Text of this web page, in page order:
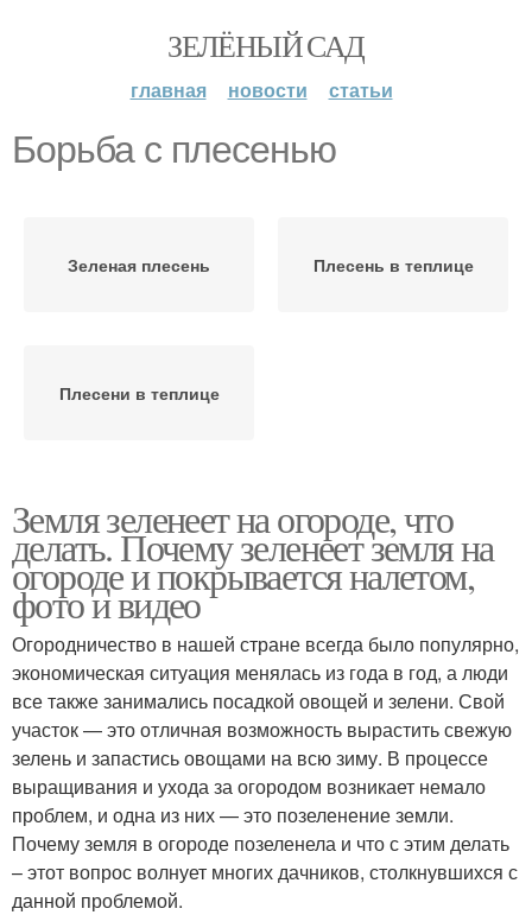
ЗЕЛЁНЫЙ САД
главная новости статьи
Борьба с плесенью
Зеленая плесень Плесень в теплице
Плесени в теплице
Земля зеленеет на огороде, что
делать. Почему зеленеет земля на
огороде и покрывается налетом,
фото и видео
Огородничество в нашей стране всегда было популярно,
экономическая ситуация менялась из года в год, а люди
все также занимались посадкой овощей и зелени. Свой
участок — это отличная возможность вырастить свежую
зелень и запастись овощами на всю зиму. В процессе
выращивания и ухода за огородом возникает немало
проблем, и одна из них — это позеленение земли.
Почему земля в огороде позеленела и что с этим делать
– этот вопрос волнует многих дачников, столкнувшихся с
данной проблемой.